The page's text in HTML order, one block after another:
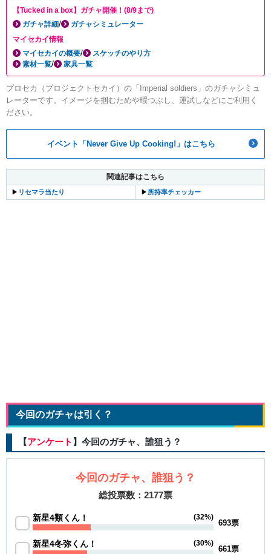
【Tucked in a box】ガチャ開催！(8/9まで)
ガチャ詳細/
ガチャシミュレーター
マイセカイ情報
マイセカイの概要/
スケッチのやり方
素材一覧/ 家具一覧
プロセカ（プロジェクトセカイ）の「Imperial soldiers」のガチャシミュ
レーターです。イメージを掴むためや暇つぶし、運試しなどにご利用く
ださい。
イベント「Never Give Up Cooking!」はこちら
関連記事はこちら
▶︎ リセマラ当たり ▶︎ 所持率チェッカー
今回のガチャは引く？
【アンケート 】今回のガチャ、誰狙う？
今回のガチャ、誰狙う？
総投票数：2177票
新星4類くん！ (32%)
693票
新星4冬弥くん！ (30%)
661票